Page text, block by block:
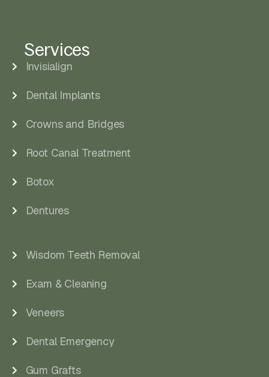
Services
Invisialign
Dental Implants
Crowns and Bridges
Root Canal Treatment
Botox
Dentures
Wisdom Teeth Removal
Exam & Cleaning
Veneers
Dental Emergency
Gum Grafts